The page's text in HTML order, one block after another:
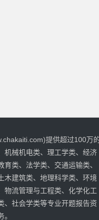
提供超过100万
机械机电类、理工学类、经济
类、法学类、交通运输类、
木建筑类、地理科学类、环境
物流管理与工程类、化学化工
、社会学类等专业开题报告资